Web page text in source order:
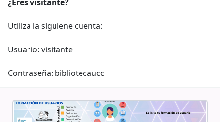
¿Eres visitante?
Utiliza la siguiene cuenta:
Usuario: visitante
Contraseña: bibliotecaucc